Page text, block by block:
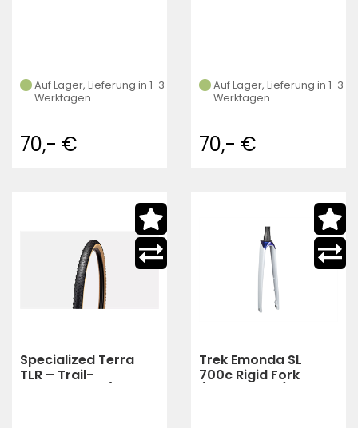
Auf Lager, Lieferung in 1-3
Werktagen
70,- €
Auf Lager, Lieferung in 1-3
Werktagen
70,- €
Specialized Terra
TLR – Trail-
Trek Emonda SL
700c Rigid Fork